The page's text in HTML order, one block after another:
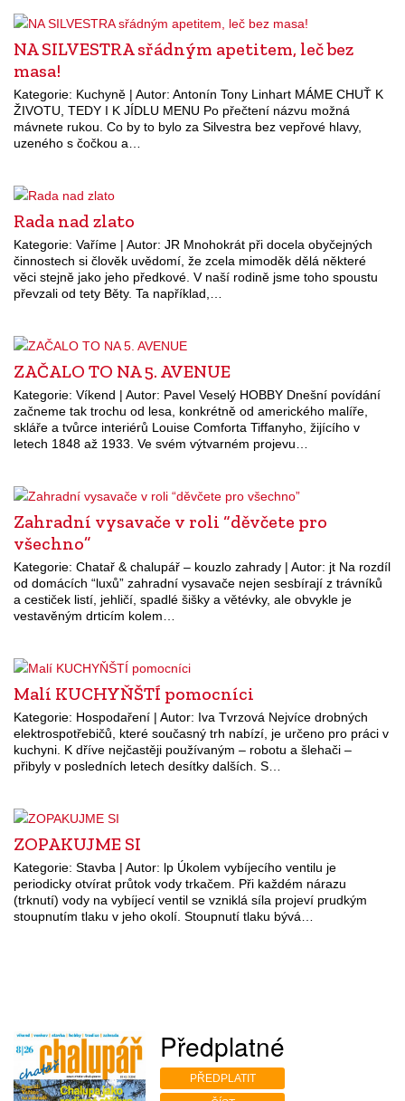
NA SILVESTRA sřádným apetitem, leč bez
masa!
Kategorie: Kuchyně | Autor: Antonín Tony Linhart MÁME CHUŤ K
ŽIVOTU, TEDY I K JÍDLU MENU Po přečtení názvu možná
mávnete rukou. Co by to bylo za Silvestra bez vepřové hlavy,
uzeného s čočkou a…
Rada nad zlato
Kategorie: Vaříme | Autor: JR Mnohokrát při docela obyčejných
činnostech si člověk uvědomí, že zcela mimoděk dělá některé
věci stejně jako jeho předkové. V naší rodině jsme toho spoustu
převzali od tety Běty. Ta například,…
ZAČALO TO NA 5. AVENUE
Kategorie: Víkend | Autor: Pavel Veselý HOBBY Dnešní povídání
začneme tak trochu od lesa, konkrétně od amerického malíře,
skláře a tvůrce interiérů Louise Comforta Tiffanyho, žijícího v
letech 1848 až 1933. Ve svém výtvarném projevu…
Zahradní vysavače v roli “děvčete pro
všechno”
Kategorie: Chatař & chalupář – kouzlo zahrady | Autor: jt Na rozdíl
od domácích “luxů” zahradní vysavače nejen sesbírají z trávníků
a cestiček listí, jehličí, spadlé šišky a větévky, ale obvykle je
vestavěným drticím kolem…
Malí KUCHYŇŠTÍ pomocníci
Kategorie: Hospodaření | Autor: Iva Tvrzová Nejvíce drobných
elektrospotřebičů, které současný trh nabízí, je určeno pro práci v
kuchyni. K dříve nejčastěji používaným – robotu a šlehači –
přibyly v posledních letech desítky dalších. S…
ZOPAKUJME SI
Kategorie: Stavba | Autor: lp Úkolem vybíjecího ventilu je
periodicky otvírat průtok vody trkačem. Při každém nárazu
(trknutí) vody na vybíjecí ventil se vzniklá síla projeví prudkým
stoupnutím tlaku v jeho okolí. Stoupnutí tlaku bývá…
Předplatné
PŘEDPLATIT